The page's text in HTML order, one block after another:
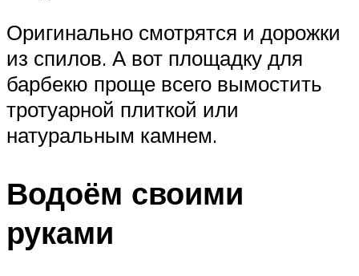
Оригинально смотрятся и дорожки
из спилов. А вот площадку для
барбекю проще всего вымостить
тротуарной плиткой или
натуральным камнем.
Водоём своими
руками